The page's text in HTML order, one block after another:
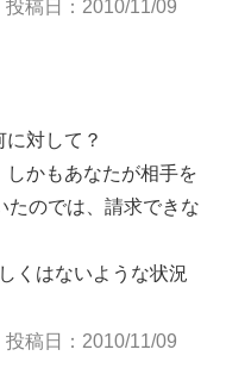
投稿日：2010/11/09
対して？
かもあなたが相手を
たのでは、請求できな
くはないような状況
投稿日：2010/11/09